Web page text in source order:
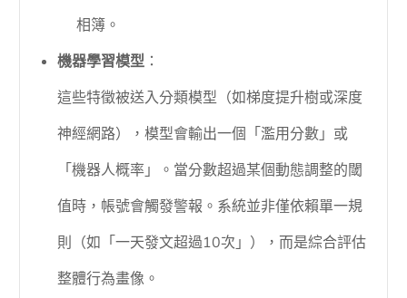
相簿。
機器學習模型 ：
這些特徵被送入分類模型（如梯度提升樹或深度
神經網路），模型會輸出一個「濫用分數」或
「機器人概率」。當分數超過某個動態調整的閾
值時，帳號會觸發警報。系統並非僅依賴單一規
則（如「一天發文超過10次」），而是綜合評估
整體行為畫像。